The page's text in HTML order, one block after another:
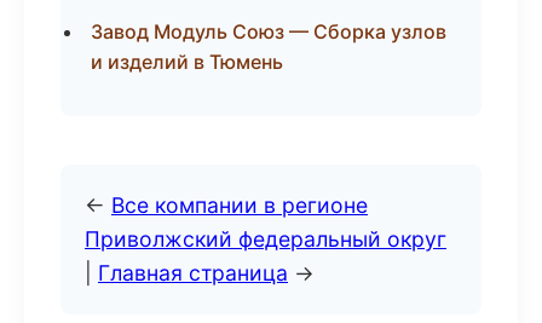
Завод Модуль Союз — Сборка узлов
и изделий в Тюмень
← Все компании в регионе
Приволжский федеральный округ
Главная страница →